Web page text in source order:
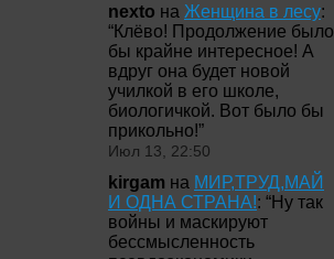
nexto на Женщина в лесу:
“Клёво! Продолжение было
бы крайне интересное! А
вдруг она будет новой
училкой в его школе,
биологичкой. Вот было бы
прикольно!”
Июл 13, 22:50
kirgam на МИР,ТРУД,МАЙ
И ОДНА СТРАНА!: “Ну так
войны и маскируют
бессмысленность